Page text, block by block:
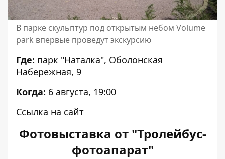
В парке скульптур под открытым небом Volume
park впервые проведут экскурсию
Где: парк "Наталка", Оболонская
Набережная, 9
Когда: 6 августа, 19:00
Ссылка на сайт
Фотовыставка от "Тролейбус-
фотоапарат"